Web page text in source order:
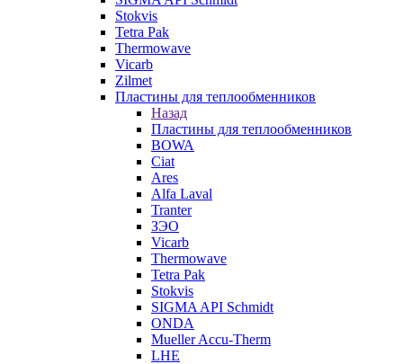
Stokvis
Tetra Pak
Thermowave
Vicarb
Zilmet
Пластины для теплообменников
Назад
Пластины для теплообменников
BOWA
Ciat
Ares
Alfa Laval
Tranter
ЗЭО
Vicarb
Thermowave
Tetra Pak
Stokvis
SIGMA API Schmidt
ONDA
Mueller Accu-Therm
LHE